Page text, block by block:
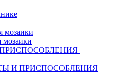
мозаики
И ПРИСПОСОБЛЕНИЯ